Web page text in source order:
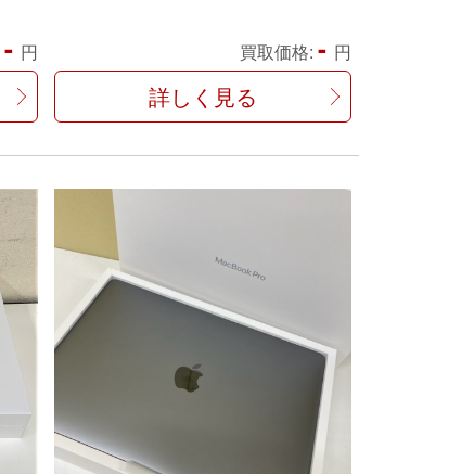
- 円 買取価格: - 円
詳しく見る